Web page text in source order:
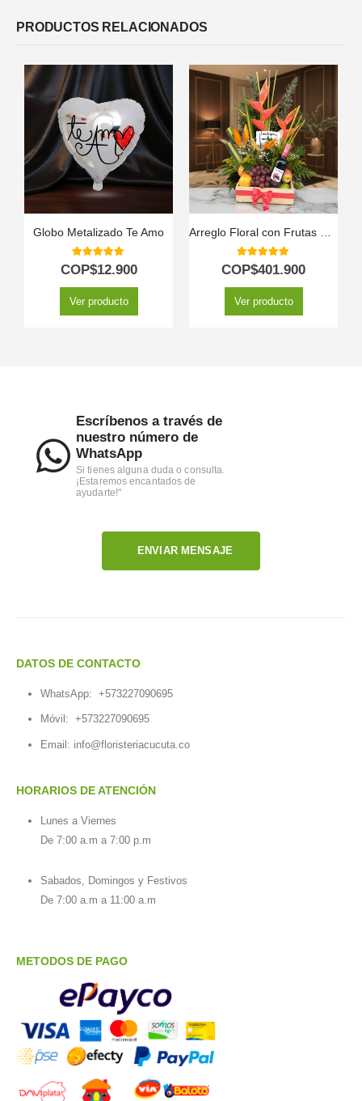
PRODUCTOS RELACIONADOS
Globo Metalizado Te Amo
5.00out of 5
COP$12.900
Ver producto
5.00out of 5
COP$401.900
Ver producto
Escríbenos a través de
nuestro número de
WhatsApp
Si tienes alguna duda o consulta.
¡Estaremos encantados de
ayudarte!"
ENVIAR MENSAJE
DATOS DE CONTACTO
WhatsApp: +573227090695
Móvil: +573227090695
Email: info@floristeriacucuta.co
HORARIOS DE ATENCIÓN
Lunes a Viernes
De 7:00 a.m a 7:00 p.m
Sabados, Domingos y Festivos
De 7:00 a.m a 11:00 a.m
METODOS DE PAGO